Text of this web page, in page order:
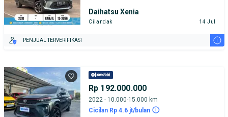
Daihatsu Xenia
Cilandak 14 Jul
PENJUAL TERVERIFIKASI i
Rp 192.000.000
2022 - 10.000-15.000 km
Cicilan Rp 4.6 jt/bulan